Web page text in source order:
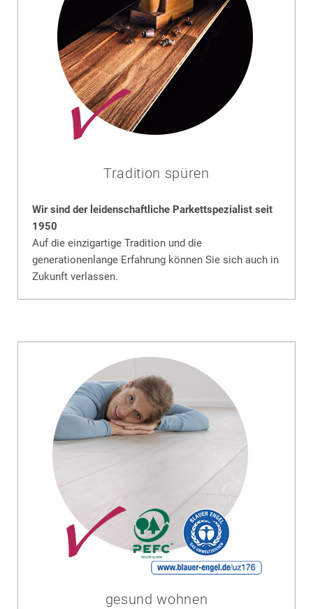
Tradition spüren
Wir sind der leidenschaftliche Parkettspezialist seit
1950
Auf die einzigartige Tradition und die
generationenlange Erfahrung können Sie sich auch in
Zukunft verlassen.
gesund wohnen